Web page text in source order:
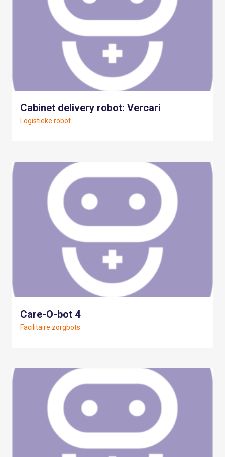
Cabinet delivery robot: Vercari
Logistieke robot
Care-O-bot 4
Facilitaire zorgbots